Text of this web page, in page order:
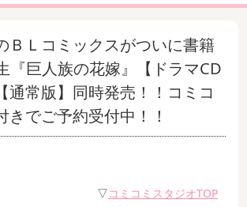
ＢＬコミックスがついに書籍
『巨人族の花嫁』【ドラマCD
通常版】同時発売！！コミコ
きでご予約受付中！！
▽コミコミスタジオTOP